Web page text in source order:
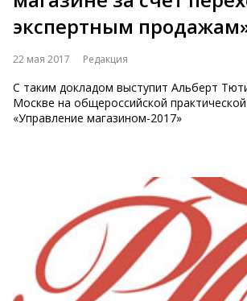
экспертным
22 мая 2017 Редакция
С таким докладом выступит Альберт
Москве на общероссийской
«Управление магазином-2017»